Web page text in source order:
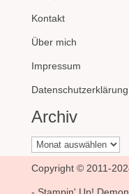
Kontakt
Über mich
Impressum
Datenschutzerklärung
Archiv
Archiv
Copyright © 2011-